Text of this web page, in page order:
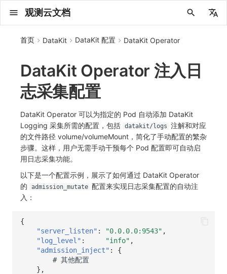
观测云文档
2025 年
2024 年
2023 年
2022 年
2021 年
2020 年
2019 年
概念先解
客户价值
注册免费版
注册商业版
从官网注册商业版
版本区分
常见问题
安装并使用 DataKit 在 Linux 上安装
在 macOS 上安装
在 Kubernetes 上安装
Docker 安装
快速创建仪表板
开始使用监控器
开启 APM 链路追踪
2025
2021~2024
主机安装
容器安装
Kubernetes
Docker
AWS ECS Fargate
GCP GKE Autopilot
批量安装
离线安装
服务管理
状态查看
DQL 查询
其它命令
故障排查
无数据排查
Datakit Metrics
虚拟互联网接入
阿里云接入
AWS 接入
性能展示
配置综述
DCA
配置中心支持
HTTP API
文档撰写
DQL 查询入口
DQL 函数
高级函数
DBSCAN
DQL VS 其它查询语言
PromQL 快速上手
管理 Pipelines
Pipeline 手册
快速开始
Platypus 语法
内置函数
性能基准和优化
仪表板 列表管理
可视化图表
图表类型
图表查询
图表 JSON
事件关联
视图变量
变量查询
查看器
快速搭建
页面管理
内置视图
绑定内置视图
常见问题
创建/编辑笔记
Chart Block 配置说明
所有事件
未恢复事件
变更事件
智能监控事件
事件详情
常见问题
创建错误投递规则
错误列表
错误规则详情
常见问题
创建 Issue
管理 Issue
分析看板
配置管理
等级定义
通知策略
故障列表
故障详情
故障分析看板
配置管理
等级定义
故障自动分析
故障聚合规则
常见问题
类型
数据库
总览
网络流
设备
资源目录
数据上报
常见问题
新建实体对象
实体列表
实体详情
实体类型管理
全景拓扑图
指标采集
指标分析
指标管理
生成指标
常见问题
日志采集
浏览器日志采集
小程序日志采集
日志查看器
日志列表
BPF 网络日志
错误追踪
日志索引
外部索引
跨工作空间索引查询
数据采集 关联 Web 应用访问
应用性能监测关联日志
性能指标
服务详情
分析看板
手动安装
查看器
错误追踪
Profiling
Web 应用接入
SSR 框架下接入
Electron 应用接入
采样配置
自定义 View
小程序
更新日志
远程配置与强制采样
基于 Uniapp 开发框架的小程序接入
Android
更新日志
应用接入
配置说明
应用数据采集
iOS/tvOS/macOS
更新日志
快速开始
应用接入
高级场景
HarmonyOS
更新日志
应用接入
配置说明
应用数据采集
React Native
更新日志
应用接入
配置说明
应用数据采集
Flutter
更新日志
应用接入
配置说明
应用数据采集
UniApp
更新日志
应用接入
配置说明
应用数据采集
快速开始
配置说明
高级场景
故障排查
更新日志
应用接入
配置说明
高级场景
快速开始
配置说明
高级场景
故障排查
快速开始
配置说明
高级场景
Session（会话）
Resource（资源）
Action（操作）
Error（错误）
Web
会话热图
SourceMap 配置
Webpack 上传 sourcemap
Vite 上传 sourcemap
数据拦截与修改
内容安全策略
拨测任务 API 拨测
多步拨测
浏览器拨测
查看器
自建节点管理
常见问题
新建检测规则 官方检测库
管理检测规则
执行日志
Arbiter
语法
数据采集
查看器
监控器 官方模板库
自定义模板库
监控器列表
运算符
自定义事件通知模板
智能监控
应用智能检测
主机智能检测
Kubernetes 智能检测
用户访问智能检测
新建 SLO
SLO 详情
静默管理
告警策略
新建告警策略
告警聚合通知模板
通知对象管理
钉钉机器人
飞书机器人
Webhook 自定义
短信
Teams
常见问题
账号设置
偏好设置
其他设置
空间设置
关键指标
日志延迟可见
MFA 管理
属性声明
字段管理
全局标签
邀请成员
权限清单
Open API
新建转发规则
FAQ
模版库
创建扫描规则
SAML
角色映射
常见问题
Status Page
应用列表 新建 Agent 监测应用
查看器
分析看板
查看器 搜索
时间控件
维度分析
保存快照
Obsy Copilot 可观测分析
资源生成
知识服务
套餐与积分
Agent 管理 Agent 创建
Agent 服务运维
Agent 正向代理配置
MCP 服务
我的任务
自动化
任务接入
用量统计
Agent 版本历史
Obscli
OWL CLI 手动安装
快速开始
工具清单
OWL MCP Server
快速开始
故障排查
更新日志
公共请求参数
公共响应结构
接口签名认证
使用限制
请求示例
OpenAPI SDK
公共错误定义
仪表板
笔记
新版笔记
内置视图
未恢复事件列出
手动恢复事件
创建事件
频道
日程
配置管理
故障列表
配置管理
错误中心
基础设施
实体列表
聚类查询
数据转发
数据访问
获取指标集相关信息
应用
拨测任务
监控器
智能巡检
静默配置
通知对象管理
应用
字段管理
成员管理
角色管理
黑名单
敏感数据脱敏
列出
分享
删除
DQL 数据异步查询
DQL 数据查询
同组织 Trace 查询
列出
获取账单计费项消费累计
获取账户余额
作废认证 code
获取时序趋势图
Func 托管版
云账号管理
AWS
华为云
腾讯云
外部数据源
一般图表数据返回
脚本市场
基础
数据存储策略
商业版
计费产生逻辑
企业版
常见问题
费用结算方式 费用中心账号结算
亚马逊云账号结算
华为云账号结算
常见问题
注册与版本
名词解释
登录方式
账户概览
支持中心
账单管理
账户管理
工作空间管理
常见问题
发布历史 2025 年
2023 年
2022 年
私有化版本说明
产品部署
部署必读
基础设施部署
开始安装
DataWay
开始使用
如何开始
SSO 管理
管理后台手册
运维手册
部署配置手册
使用FAQ
升级观测云
扩展使用
计量数据结构与使用
公共请求参数
公共响应结构
签名认证
前台账号
列出
新增
修改
删除
管理后台账号
列出
获取
修改
删除
工作空间成员
列出
修改
更换空间拥有者
工作空间
列出
获取
轮换工作空间 Token
批量设置故障 AI 自动分析配置
使用量限制更新
工作空间 API Key
新建
修改
列出
批量删除
工作空间内置 API Key
初始化并获取
列出
批量删除
列出
获取
列出
修改
管理工作空间
有效的等级列表
模版-列出
模版-导入自定义系统模版
模版-删除自定义模版
DQL数据查询
添加映射配置
映射配置列出
删除映射配置
获取开关状态信息
标识ID导入
apm 服务列出
在线 Datakit 列表
关于内置角色的说明
未恢复事件查询
拓扑图图表接口
单位说明
飞书 SSO（OIDC）配置说明
SourceMap 分片上传
部署版跨站点授权
同组织跨工作空间 Trace 查询
观测云商业版订阅协议
观测云专属版订阅协议
观测云免费版订阅协议
观测云 SaaS 服务等级协议
法律声明
数据安全保密协议
数据安全协议
观测云费用中心用户充值协议
观测云费用中心服务协议
观测云移动应用隐私政策
首页 DataKit DataKit 配置 DataKit Operator
DataKit Operator 注入日
志采集配置
DataKit Operator 可以为指定的 Pod 自动添加 DataKit
Logging 采集所需的配置，包括 datakit/logs 注解和对应
的文件路径 volume/volumeMount，简化了手动配置的繁杂
步骤。这样，用户无需手动干预每个 Pod 配置即可自动启
用日志采集功能。
以下是一个配置示例，展示了如何通过 DataKit Operator
的
admission_mutate 配置来实现日志采集配置的自动注
入：
{
"server_listen" : "0.0.0.0:9543" ,
"log_level" : "info" ,
"admission_inject" :
{
# 其他配置
},